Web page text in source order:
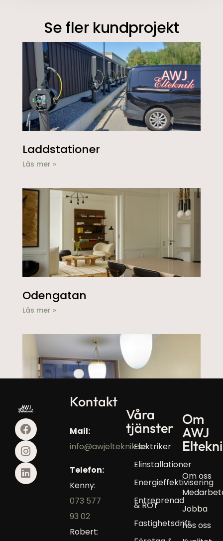
Se fler kundprojekt
Laddstationer
Läs mer »
Odengatan
Läs mer »
Diamanten
Läs mer »
Kontakt
Mail:
info@awjelteknik.se
Telefon:
Kenny:
073 577
93 02
Robert:
Våra
tjänster
Elektriker
Elinstallationer
Energieffektivisering
Entreprenad
& ROT
Fastighetsdrift
Om
AWJ
Om oss
Jobba
hos oss